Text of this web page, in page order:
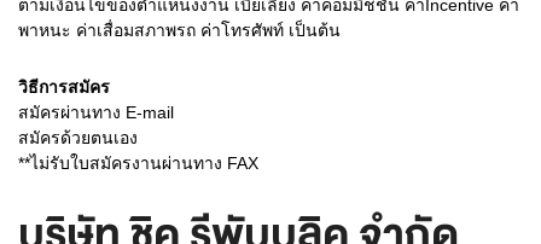
ตามเงื่อนไขของตำแหน่งงาน เบี้ยเลี้ยง ค่าคอมมิชชั่น ค่าIncentive ค่า
พาหนะ ค่าเสื่อมสภาพรถ ค่าโทรศัพท์ เป็นต้น
วิธีการสมัคร
สมัครผ่านทาง E-mail
สมัครด้วยตนเอง
**ไม่รับใบสมัครงานผ่านทาง FAX